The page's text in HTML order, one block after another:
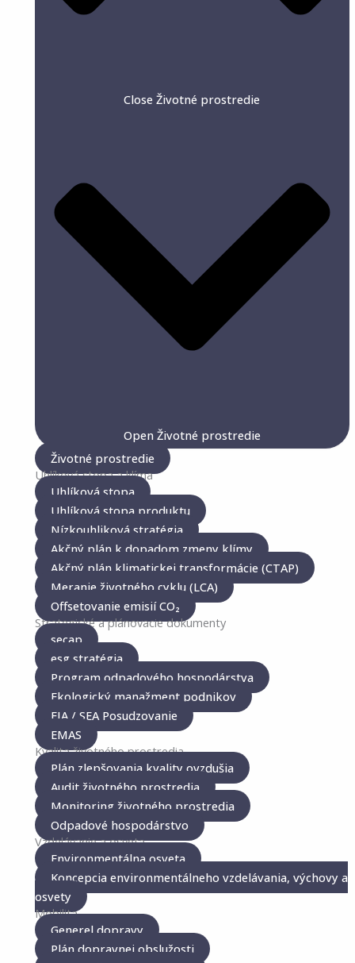
Close Životné prostredie
Open Životné prostredie
Životné prostredie
Uhlíková stopa a klíma
Uhlíková stopa
Uhlíková stopa produktu
Nízkouhliková stratégia
Akčný plán k dopadom zmeny klímy
Akčný plán klimatickej transformácie (CTAP)
Meranie životného cyklu (LCA)
Offsetovanie emisií CO₂
Strategické a plánovacie dokumenty
secap
esg stratégia
Program odpadového hospodárstva
Ekologický manažment podnikov
EIA / SEA Posudzovanie
EMAS
Kvalita životného prostredia
Plán zlepšovania kvality ovzdušia
Audit životného prostredia
Monitoring životného prostredia
Odpadové hospodárstvo
Vzdelávanie a osveta
Environmentálna osveta
Koncepcia environmentálneho vzdelávania, výchovy a
osvety
Mobilita
Generel dopravy
Plán dopravnej obslužosti